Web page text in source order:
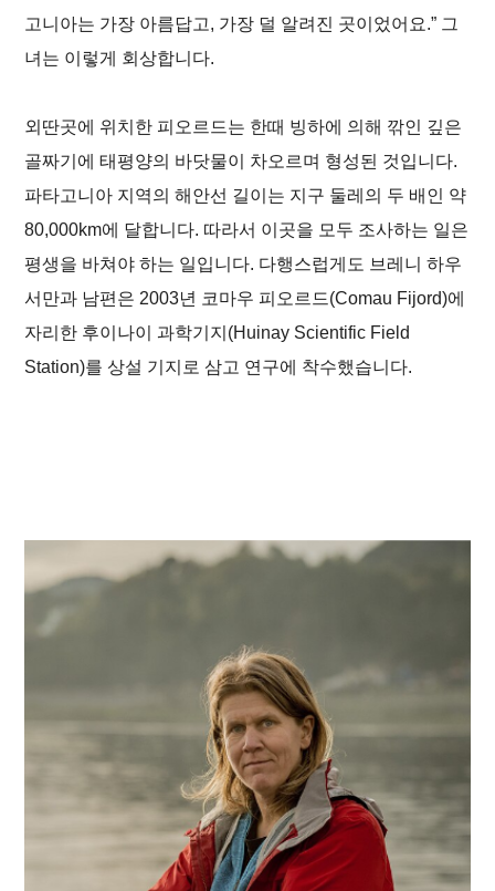
고니아는 가장 아름답고, 가장 덜 알려진 곳이었어요.” 그
녀는 이렇게 회상합니다.
외딴곳에 위치한 피오르드는 한때 빙하에 의해 깎인 깊은
골짜기에 태평양의 바닷물이 차오르며 형성된 것입니다.
파타고니아 지역의 해안선 길이는 지구 둘레의 두 배인 약
80,000km에 달합니다. 따라서 이곳을 모두 조사하는 일은
평생을 바쳐야 하는 일입니다. 다행스럽게도 브레니 하우
서만과 남편은 2003년 코마우 피오르드(Comau Fijord)에
자리한 후이나이 과학기지(Huinay Scientific Field
Station)를 상설 기지로 삼고 연구에 착수했습니다.